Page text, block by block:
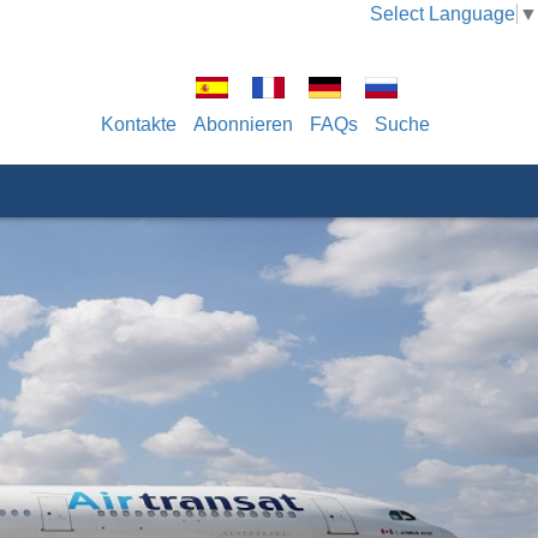
Select Language ▼
Kontakte Abonnieren FAQs Suche